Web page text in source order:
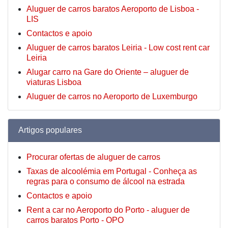
Aluguer de carros baratos Aeroporto de Lisboa -
LIS
Contactos e apoio
Aluguer de carros baratos Leiria - Low cost rent car
Leiria
Alugar carro na Gare do Oriente – aluguer de
viaturas Lisboa
Aluguer de carros no Aeroporto de Luxemburgo
Artigos populares
Procurar ofertas de aluguer de carros
Taxas de alcoolémia em Portugal - Conheça as
regras para o consumo de álcool na estrada
Contactos e apoio
Rent a car no Aeroporto do Porto - aluguer de
carros baratos Porto - OPO